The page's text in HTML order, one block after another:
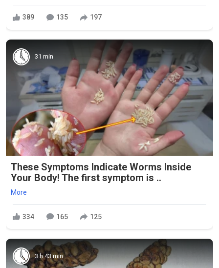
389 135 197
31 min
These Symptoms Indicate Worms Inside
Your Body! The first symptom is ..
More
334 165 125
3 h 43 min